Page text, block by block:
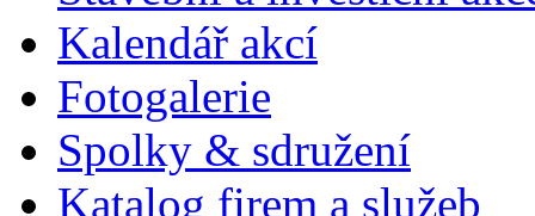
Kalendář akcí
Fotogalerie
Spolky & sdružení
Katalog firem a služeb